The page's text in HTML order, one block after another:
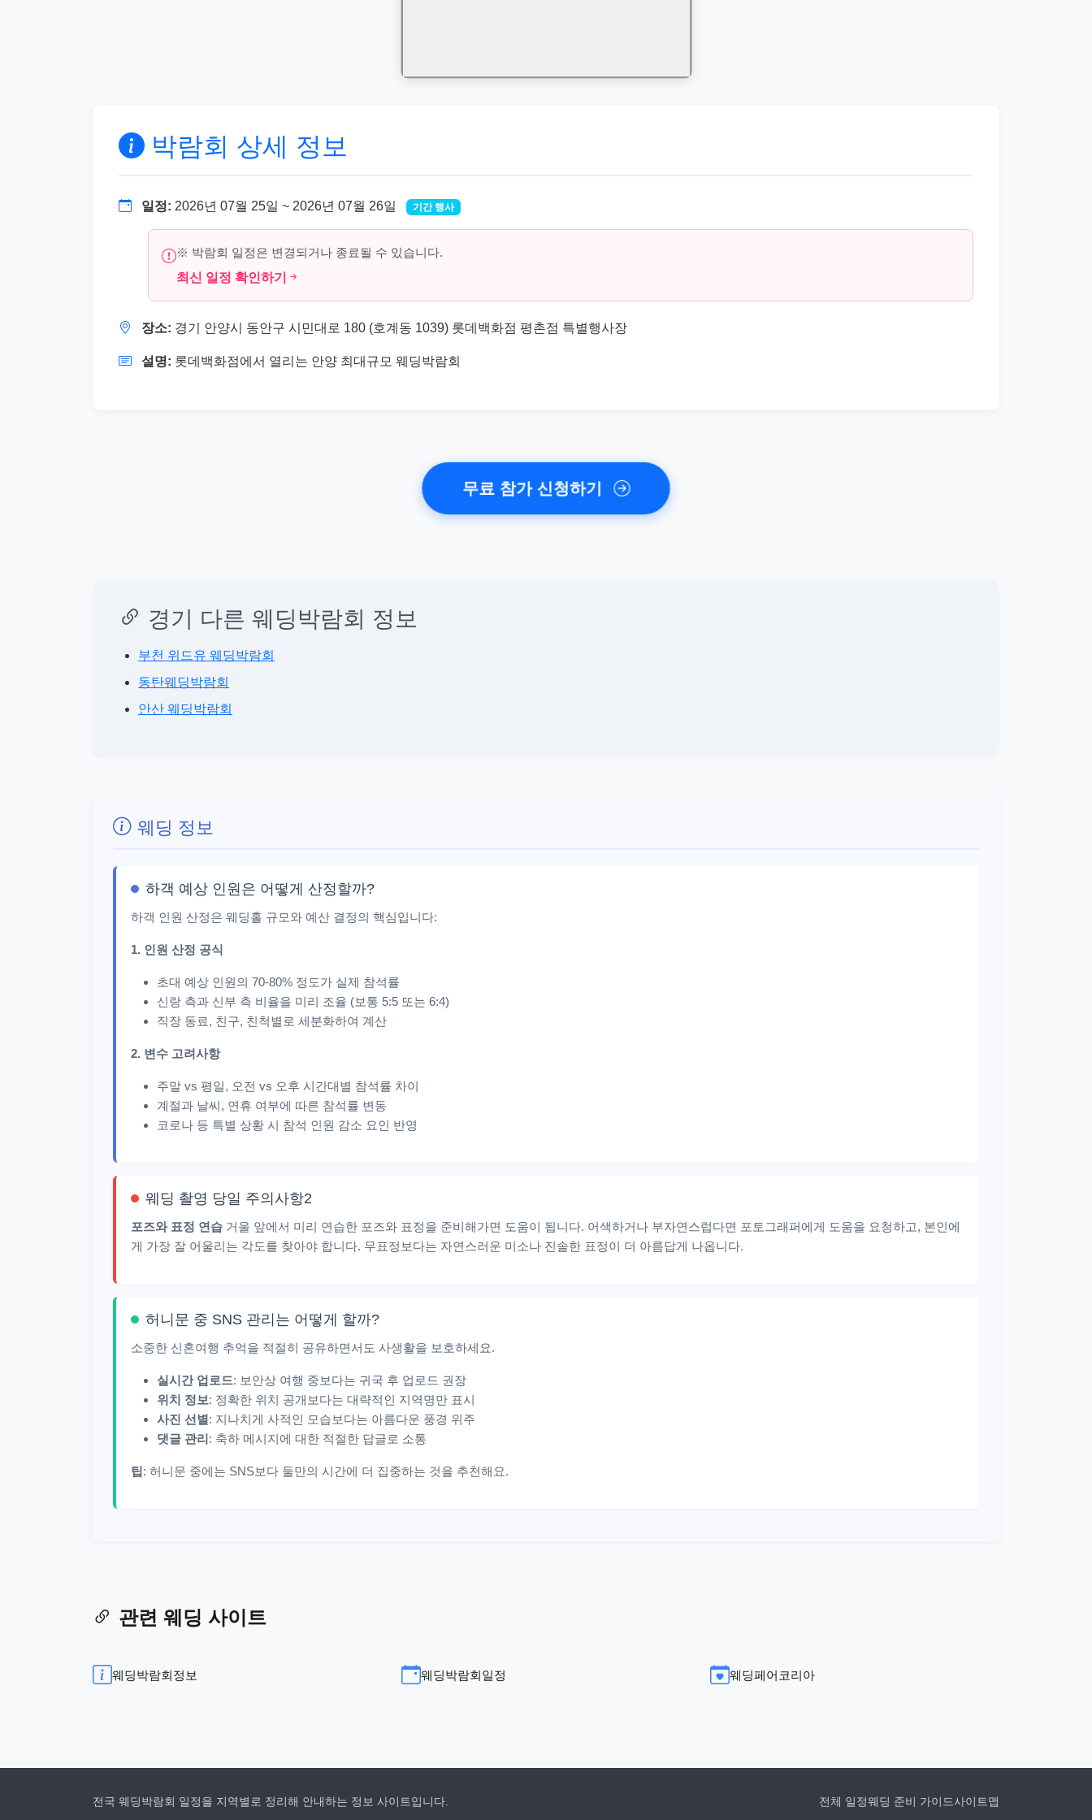
박람회 상세 정보
일정: 2026년 07월 25일 ~ 2026년 07월 26일 기간 행사
※ 박람회 일정은 변경되거나 종료될 수 있습니다.
최신 일정 확인하기
장소: 경기 안양시 동안구 시민대로 180 (호계동 1039) 롯데백화점 평촌점 특별행사장
설명: 롯데백화점에서 열리는 안양 최대규모 웨딩박람회
무료 참가 신청하기
경기 다른 웨딩박람회 정보
부천 위드유 웨딩박람회
동탄웨딩박람회
안산 웨딩박람회
웨딩 정보
하객 예상 인원은 어떻게 산정할까?
하객 인원 산정은 웨딩홀 규모와 예산 결정의 핵심입니다:
1. 인원 산정 공식
초대 예상 인원의 70-80% 정도가 실제 참석률
신랑 측과 신부 측 비율을 미리 조율 (보통 5:5 또는 6:4)
직장 동료, 친구, 친척별로 세분화하여 계산
2. 변수 고려사항
주말 vs 평일, 오전 vs 오후 시간대별 참석률 차이
계절과 날씨, 연휴 여부에 따른 참석률 변동
코로나 등 특별 상황 시 참석 인원 감소 요인 반영
웨딩 촬영 당일 주의사항2
포즈와 표정 연습 거울 앞에서 미리 연습한 포즈와 표정을 준비해가면 도움이 됩니다. 어색하거나 부자연스럽다면 포토그래퍼에게 도움을 요청하고, 본인에
게 가장 잘 어울리는 각도를 찾아야 합니다. 무표정보다는 자연스러운 미소나 진솔한 표정이 더 아름답게 나옵니다.
허니문 중 SNS 관리는 어떻게 할까?
소중한 신혼여행 추억을 적절히 공유하면서도 사생활을 보호하세요.
실시간 업로드: 보안상 여행 중보다는 귀국 후 업로드 권장
위치 정보: 정확한 위치 공개보다는 대략적인 지역명만 표시
사진 선별 : 지나치게 사적인 모습보다는 아름다운 풍경 위주
댓글 관리: 축하 메시지에 대한 적절한 답글로 소통
팁 : 허니문 중에는 SNS보다 둘만의 시간에 더 집중하는 것을 추천해요.
관련 웨딩 사이트
웨딩박람회정보 웨딩박람회일정 웨딩페어코리아
전국 웨딩박람회 일정을 지역별로 정리해 안내하는 정보 사이트입니다. 전체 일정웨딩 준비 가이드사이트맵